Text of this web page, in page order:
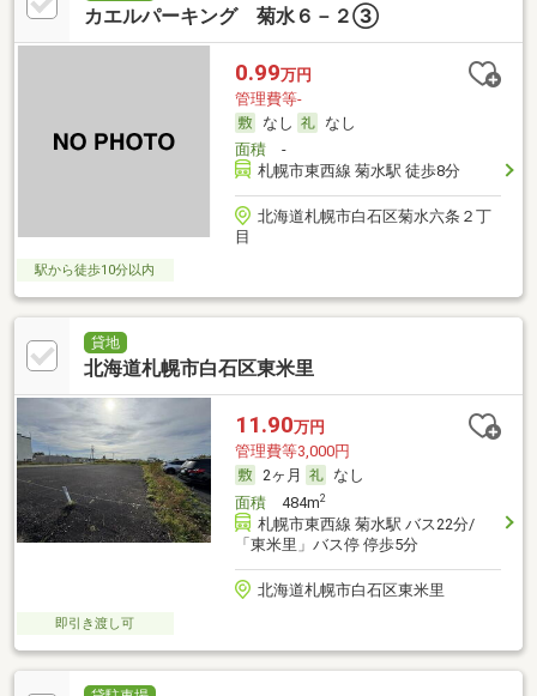
カエルパーキング 菊水６－２③
0.99万円
管理費等-
なし
なし
面積-
札幌市東西線 菊水駅 徒歩8分
北海道札幌市白石区菊水六条２丁
目
駅から徒歩10分以内
貸地
北海道札幌市白石区東米里
11.90万円
管理費等3,000円
2ヶ月
なし
面積484m2
札幌市東西線 菊水駅 バス22分/
「東米里」バス停 停歩5分
北海道札幌市白石区東米里
即引き渡し可